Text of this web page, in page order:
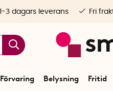
Förvaring Belysning Fritid
1-3 dagars leverans Fri